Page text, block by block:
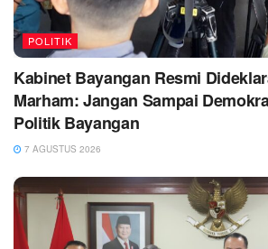
POLITIK
Kabinet Bayangan Resmi
Marham: Jangan Sampai
Politik Bayangan
7 AGUSTUS 2026